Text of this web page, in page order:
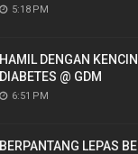
5:18 PM
HAMIL DENGAN
DIABETES @ GDM
6:51 PM
BERPANTANG LEPAS